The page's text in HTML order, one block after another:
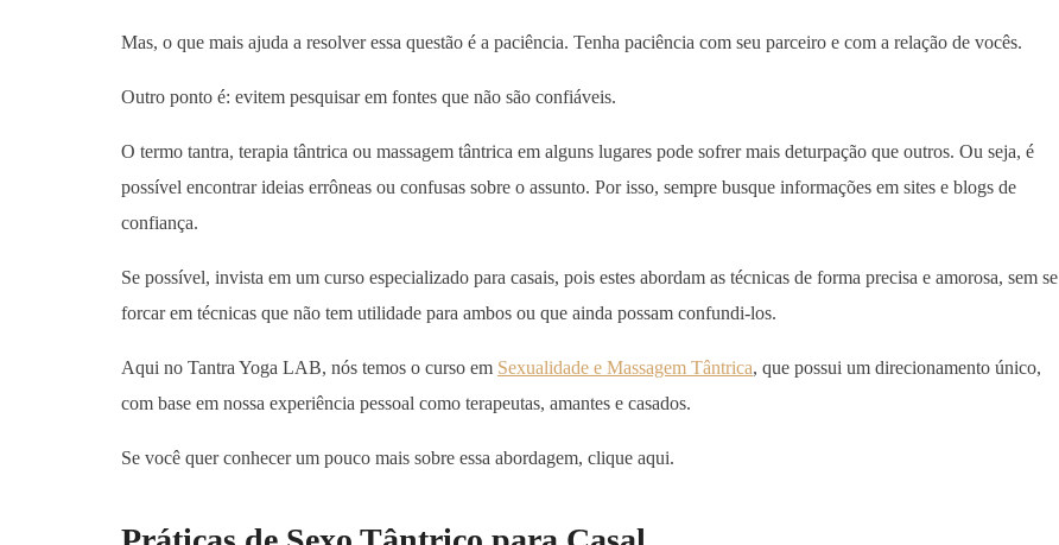
Mas, o que mais ajuda a resolver essa questão é a paciência. Tenha paciência com seu parceiro e com a relação de vocês.
Outro ponto é: evitem pesquisar em fontes que não são confiáveis.
O termo tantra, terapia tântrica ou massagem tântrica em alguns lugares pode sofrer mais deturpação que outros. Ou seja, é
possível encontrar ideias errôneas ou confusas sobre o assunto. Por isso, sempre busque informações em sites e blogs de
confiança.
Se possível, invista em um curso especializado para casais, pois estes abordam as técnicas de forma precisa e amorosa, sem se
forcar em técnicas que não tem utilidade para ambos ou que ainda possam confundi-los.
Aqui no Tantra Yoga LAB, nós temos o curso em Sexualidade e Massagem Tântrica, que possui um direcionamento único,
com base em nossa experiência pessoal como terapeutas, amantes e casados.
Se você quer conhecer um pouco mais sobre essa abordagem, clique aqui.